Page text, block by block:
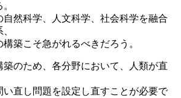
る。
自然科学、人文科学、社会科学を融合
築こそ急がれるべきだろう。
築のため、各分野において、人類が直
い直し問題を設定し直すことが必要で